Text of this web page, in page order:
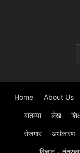
Home About Us
बातम्या लेख
रोजगार अर्थकारण